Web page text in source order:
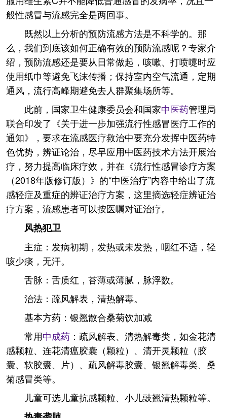
般性感冒与流感完全是两回事。
既然以上分析的预防流感方法是不科学的。那
么，我们到底该如何正确有效的预防流感呢？专家介
绍，预防流感还是要从日常做起，咳嗽、打喷嚏时应
使用纸巾等避免飞沫传播；保持室内空气流通，定期
通风，流行高峰期避免去人群聚集场所等。
此前，国家卫生健康委员会和国家中医药管理局
联合印发了《关于进一步加强流行性感冒医疗工作的
通知》，要求在流感医疗救治中要充分发挥中医药特
色优势，辨证论治，尽早应用中医药技术方法开展治
疗，努力提高临床疗效，并在《流行性感冒诊疗方案
（2018年版修订版）》的“中医治疗”内容中给出了流
感轻症及重症的辨证治疗方案，这里摘选轻症辨证治
疗方案，流感患者可以按医嘱对证治疗。
风热犯卫
主症：发病初期，发热或未发热，咽红不适，轻
咳少痰，无汗。
舌脉：舌质红，苔薄或薄腻，脉浮数。
治法：疏风解表，清热解毒。
基本方药：银翘散合桑菊饮加减
常用中成药 ：疏风解表、清热解毒类，如金花清
感颗粒、连花清瘟胶囊（颗粒）、清开灵颗粒（胶
囊、软胶囊、片）、疏风解毒胶囊、银翘解毒类、桑
菊感冒类等。
儿童可选儿童抗感颗粒、小儿豉翘清热颗粒等。